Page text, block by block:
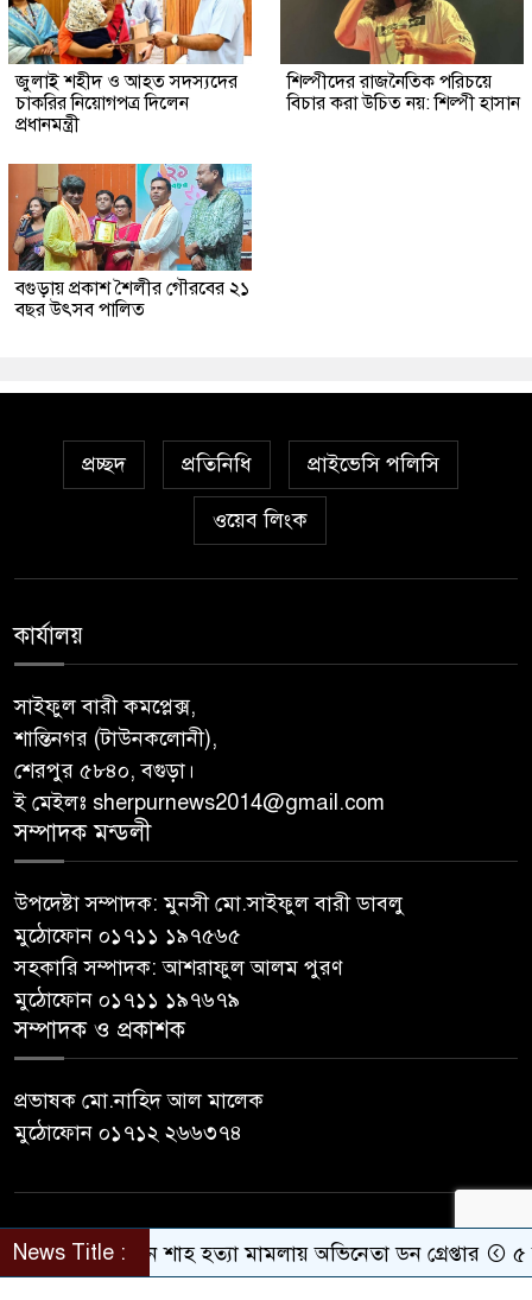
জুলাই শহীদ ও আহত সদস্যদের
চাকরির নিয়োগপত্র দিলেন
প্রধানমন্ত্রী
শিল্পীদের রাজনৈতিক পরিচয়ে
বিচার করা উচিত নয়: শিল্পী হাসান
বগুড়ায় প্রকাশ শৈলীর গৌরবের ২১
বছর উৎসব পা‌লিত
প্রচ্ছদ প্রতিনিধি প্রাইভেসি পলিসি
ওয়েব লিংক
কার্যালয়
সাইফুল বারী কমপ্লেক্স,
শান্তিনগর (টাউনকলোনী),
শেরপুর ৫৮৪০, বগুড়া।
ই মেইলঃ sherpurnews2014@gmail.com
সম্পাদক মন্ডলী
উপদেষ্টা সম্পাদক: মুনসী মো.সাইফুল বারী ডাবলু
মুঠোফোন ০১৭১১ ১৯৭৫৬৫
সহকারি সম্পাদক: আশরাফুল আলম পুরণ
মুঠোফোন ০১৭১১ ১৯৭৬৭৯
সম্পাদক ও প্রকাশক
প্রভাষক মো.নাহিদ আল মালেক
মুঠোফোন ০১৭১২ ২৬৬৩৭৪
© All rights reserved © sherpurnews24
Developer Contact
News Title :
সালমান শাহ হত্যা মামলায় অভিনেতা ডন গ্রেপ্তার ৫ দিনের